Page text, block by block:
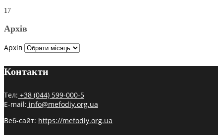
17
Архів
Архів
Контакти
Тел: +38 (044) 599-000-5
E-mail: info@mefodiy.org.ua
Веб-сайт: https://mefodiy.org.ua